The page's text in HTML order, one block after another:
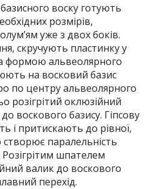
воску готують
розмірів,
уже з двох боків.
скручують пластинку у
формою альвеолярного
на восковий базис
по центру альвеолярного
розігрітий оклюзійний
воскового базису. Гіпсову
і притискають до рівної,
створює паралельність
шпателем
валик до воскового
перехід.